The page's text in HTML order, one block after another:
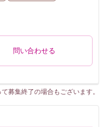
問い合わせる
募集終了の場合もございます。